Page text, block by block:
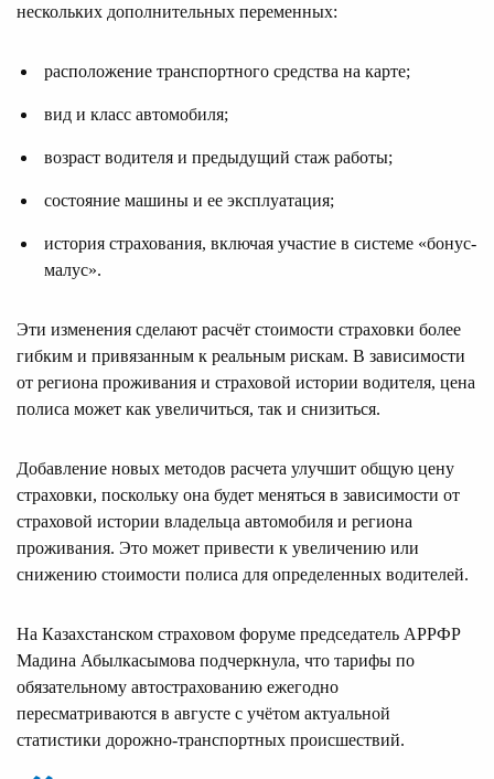
нескольких дополнительных переменных:
расположение транспортного средства на карте;
вид и класс автомобиля;
возраст водителя и предыдущий стаж работы;
состояние машины и ее эксплуатация;
история страхования, включая участие в системе «бонус-
малус».
Эти изменения сделают расчёт стоимости страховки более
гибким и привязанным к реальным рискам. В зависимости
от региона проживания и страховой истории водителя, цена
полиса может как увеличиться, так и снизиться.
Добавление новых методов расчета улучшит общую цену
страховки, поскольку она будет меняться в зависимости от
страховой истории владельца автомобиля и региона
проживания. Это может привести к увеличению или
снижению стоимости полиса для определенных водителей.
На Казахстанском страховом форуме председатель АРРФР
Мадина Абылкасымова подчеркнула, что тарифы по
обязательному автострахованию ежегодно
пересматриваются в августе с учётом актуальной
статистики дорожно-транспортных происшествий.